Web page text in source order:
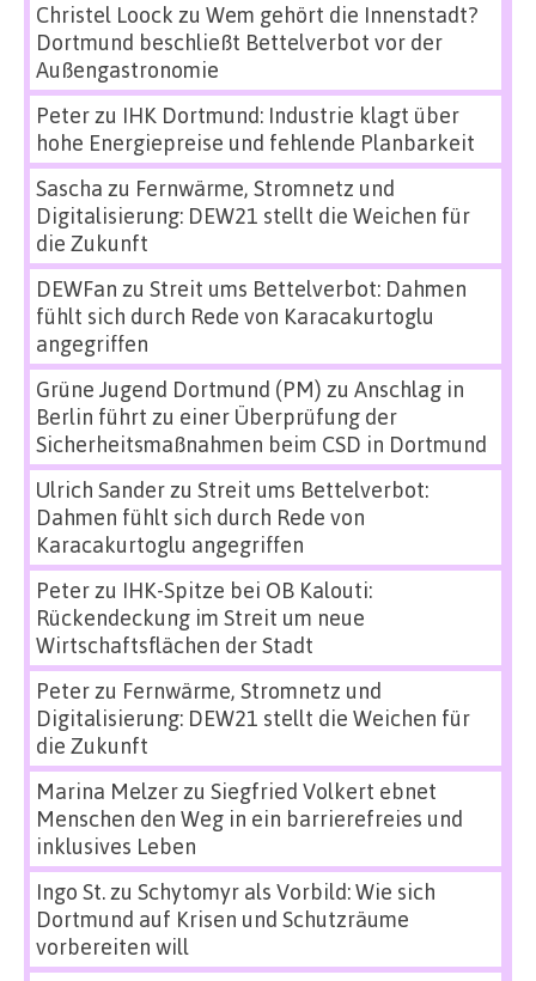
Christel Loock zu Wem gehört die Innenstadt?
Dortmund beschließt Bettelverbot vor der
Außengastronomie
Peterzu IHK Dortmund: Industrie klagt über
hohe Energiepreise und fehlende Planbarkeit
Sascha zu Fernwärme, Stromnetz und
Digitalisierung: DEW21 stellt die Weichen für
die Zukunft
DEWFan zu Streit ums Bettelverbot: Dahmen
fühlt sich durch Rede von Karacakurtoglu
angegriffen
Grüne Jugend Dortmund (PM) zu Anschlag in
Berlin führt zu einer Überprüfung der
Sicherheitsmaßnahmen beim CSD in Dortmund
Ulrich Sanderzu Streit ums Bettelverbot:
Dahmen fühlt sich durch Rede von
Karacakurtoglu angegriffen
Peterzu IHK-Spitze bei OB Kalouti:
Rückendeckung im Streit um neue
Wirtschaftsflächen der Stadt
Peterzu Fernwärme, Stromnetz und
Digitalisierung: DEW21 stellt die Weichen für
die Zukunft
Marina Melzerzu Siegfried Volkert ebnet
Menschen den Weg in ein barrierefreies und
inklusives Leben
Ingo St.zu Schytomyr als Vorbild: Wie sich
Dortmund auf Krisen und Schutzräume
vorbereiten will